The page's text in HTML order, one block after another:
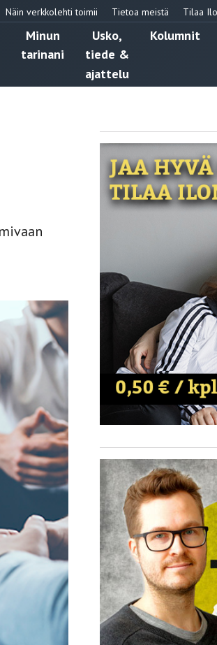
Näin verkkolehti toimii Tietoa meistä Tilaa
Minun
tarinani
Usko,
tiede &
ajattelu
Kolumnit